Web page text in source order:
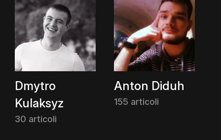
Dmytro
Kulaksyz
30 articoli
Anton Diduh
155 articoli